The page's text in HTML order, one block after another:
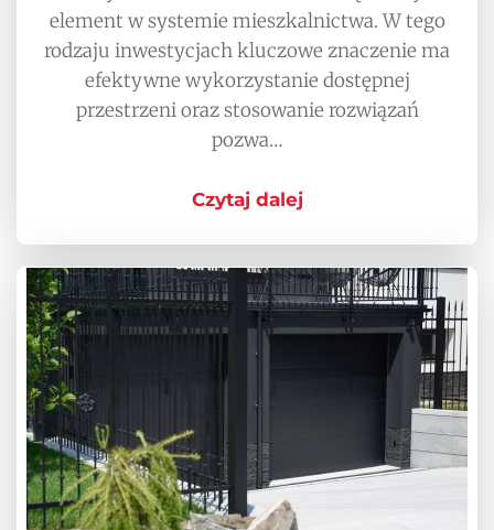
element w systemie mieszkalnictwa. W tego
rodzaju inwestycjach kluczowe znaczenie ma
efektywne wykorzystanie dostępnej
przestrzeni oraz stosowanie rozwiązań
pozwa…
Czytaj dalej